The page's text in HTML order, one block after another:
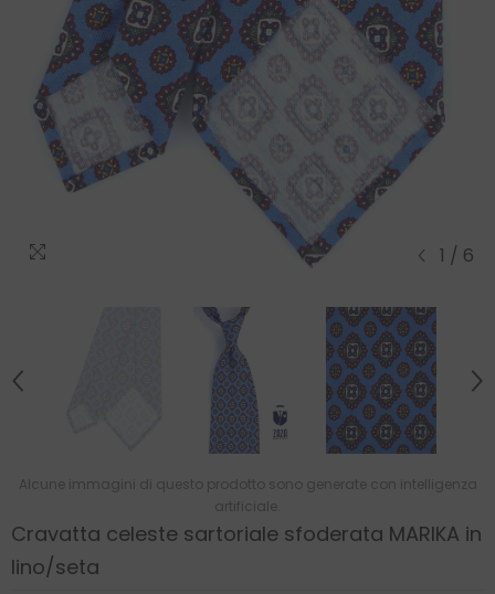
1 / 6
Alcune immagini di questo prodotto sono generate con intelligenza
artificiale.
Cravatta celeste sartoriale sfoderata MARIKA in
lino/seta